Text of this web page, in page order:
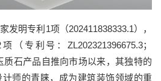
发明专利1项（202411838333.1），
专利号：ZL202321396675.3；
质石产品自推向市场以来，其独特的
师的青睐，成为建筑装饰领域的重